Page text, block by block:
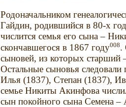
Родоначальником
Гайдин, родившийся в 80-х
числится семья его сына –
скончавшегося в 1867 году008.
сыновей, из которых старший
Остальные сыновья
Илья (1837), Степан (1837),
семье Никиты Акинфова
сын покойного сына Семена –